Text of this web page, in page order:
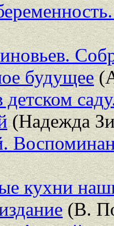
будущее
(Надежда
кухни
(В.